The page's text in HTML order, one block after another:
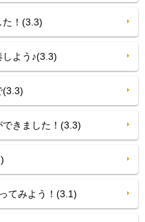
！(3.3)
よう♪(3.3)
きました！(3.3)
てみよう！(3.1)